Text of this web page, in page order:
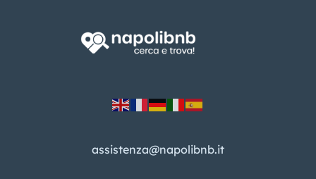
assistenza@napolibnb.it